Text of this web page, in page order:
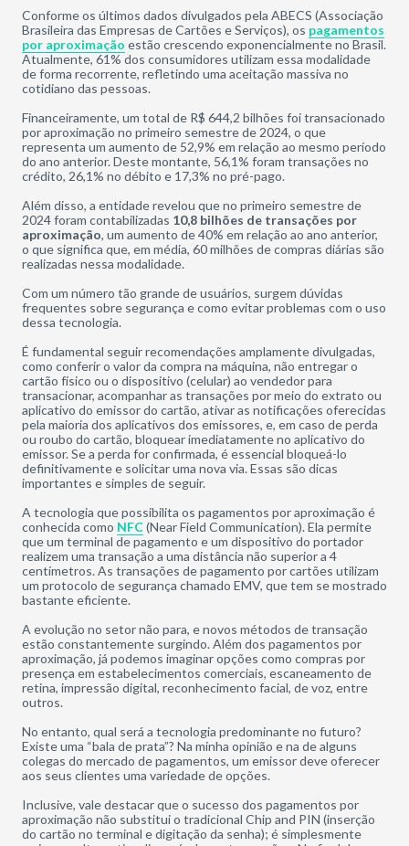
Conforme os últimos dados divulgados pela ABECS (Associação
Brasileira das Empresas de Cartões e Serviços), os pagamentos
por aproximação estão crescendo exponencialmente no Brasil.
Atualmente, 61% dos consumidores utilizam essa modalidade
de forma recorrente, refletindo uma aceitação massiva no
cotidiano das pessoas.
Financeiramente, um total de R$ 644,2 bilhões foi transacionado
por aproximação no primeiro semestre de 2024, o que
representa um aumento de 52,9% em relação ao mesmo período
do ano anterior. Deste montante, 56,1% foram transações no
crédito, 26,1% no débito e 17,3% no pré-pago.
Além disso, a entidade revelou que no primeiro semestre de
2024 foram contabilizadas 10,8 bilhões de transações por
aproximação, um aumento de 40% em relação ao ano anterior,
o que significa que, em média, 60 milhões de compras diárias são
realizadas nessa modalidade.
Com um número tão grande de usuários, surgem dúvidas
frequentes sobre segurança e como evitar problemas com o uso
dessa tecnologia.
É fundamental seguir recomendações amplamente divulgadas,
como conferir o valor da compra na máquina, não entregar o
cartão físico ou o dispositivo (celular) ao vendedor para
transacionar, acompanhar as transações por meio do extrato ou
aplicativo do emissor do cartão, ativar as notificações oferecidas
pela maioria dos aplicativos dos emissores, e, em caso de perda
ou roubo do cartão, bloquear imediatamente no aplicativo do
emissor. Se a perda for confirmada, é essencial bloqueá-lo
definitivamente e solicitar uma nova via. Essas são dicas
importantes e simples de seguir.
A tecnologia que possibilita os pagamentos por aproximação é
conhecida como NFC(Near Field Communication). Ela permite
que um terminal de pagamento e um dispositivo do portador
realizem uma transação a uma distância não superior a 4
centímetros. As transações de pagamento por cartões utilizam
um protocolo de segurança chamado EMV, que tem se mostrado
bastante eficiente.
A evolução no setor não para, e novos métodos de transação
estão constantemente surgindo. Além dos pagamentos por
aproximação, já podemos imaginar opções como compras por
presença em estabelecimentos comerciais, escaneamento de
retina, impressão digital, reconhecimento facial, de voz, entre
outros.
No entanto, qual será a tecnologia predominante no futuro?
Existe uma “bala de prata”? Na minha opinião e na de alguns
colegas do mercado de pagamentos, um emissor deve oferecer
aos seus clientes uma variedade de opções.
Inclusive, vale destacar que o sucesso dos pagamentos por
aproximação não substitui o tradicional Chip and PIN (inserção
do cartão no terminal e digitação da senha); é simplesmente